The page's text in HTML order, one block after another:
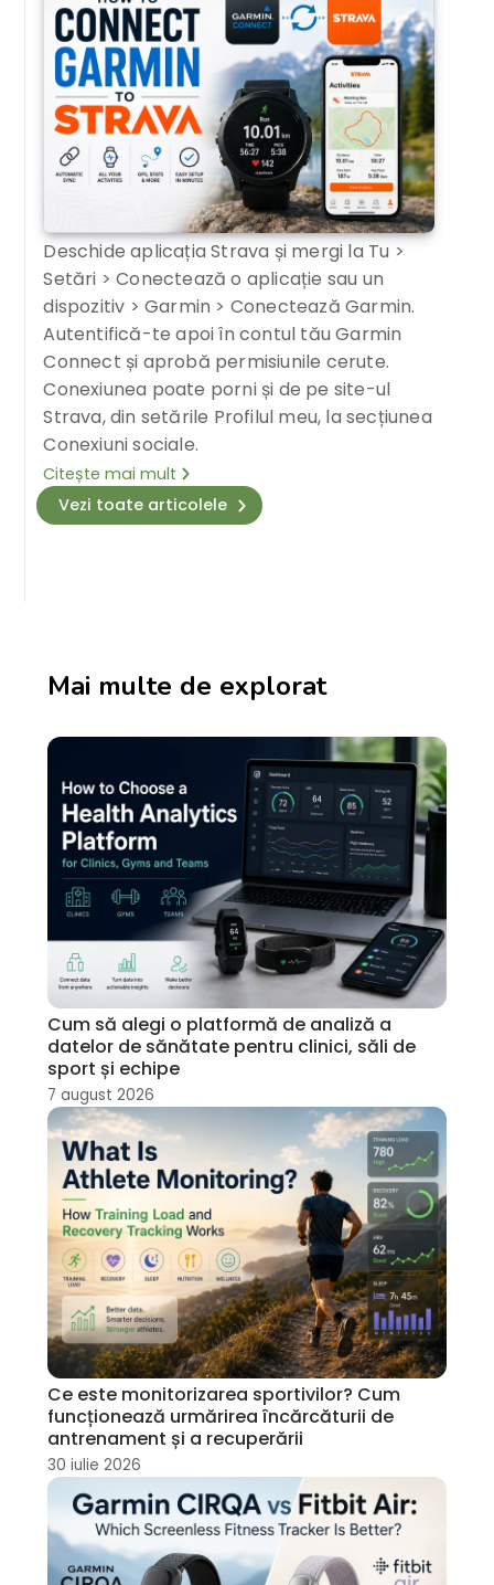
Deschide aplicația Strava și mergi la Tu >
Setări > Conectează o aplicație sau un
dispozitiv > Garmin > Conectează Garmin.
Autentifică-te apoi în contul tău Garmin
Connect și aprobă permisiunile cerute.
Conexiunea poate porni și de pe site-ul
Strava, din setările Profilul meu, la secțiunea
Conexiuni sociale.
Citește mai mult
Vezi toate articolele
Mai multe de explorat
Cum să alegi o platformă de analiză a
datelor de sănătate pentru clinici, săli de
sport și echipe
7 august 2026
Ce este monitorizarea sportivilor? Cum
funcționează urmărirea încărcăturii de
antrenament și a recuperării
30 iulie 2026